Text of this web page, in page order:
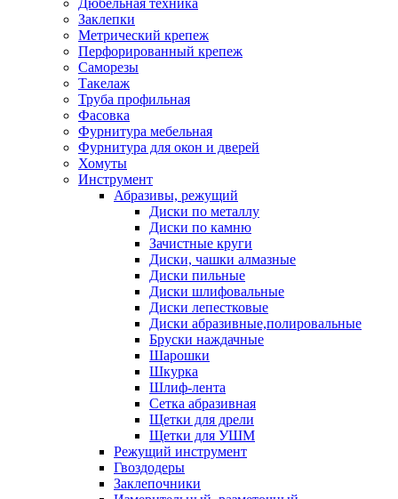
Дюбельная техника
Заклепки
Метрический крепеж
Перфорированный крепеж
Саморезы
Такелаж
Труба профильная
Фасовка
Фурнитура мебельная
Фурнитура для окон и дверей
Хомуты
Инструмент
Абразивы, режущий
Диски по металлу
Диски по камню
Зачистные круги
Диски, чашки алмазные
Диски пильные
Диски шлифовальные
Диски лепестковые
Диски абразивные,полировальные
Бруски наждачные
Шарошки
Шкурка
Шлиф-лента
Сетка абразивная
Щетки для дрели
Щетки для УШМ
Режущий инструмент
Гвоздодеры
Заклепочники